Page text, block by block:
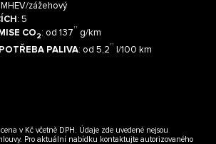
zážehový
: 5
CO 2 : od 137†† g/km
PALIVA: od 5,2†† l/100 km
v Kč včetně DPH. Údaje zde uvedené nejsou
Pro aktuální nabídku kontaktujte autorizovaného